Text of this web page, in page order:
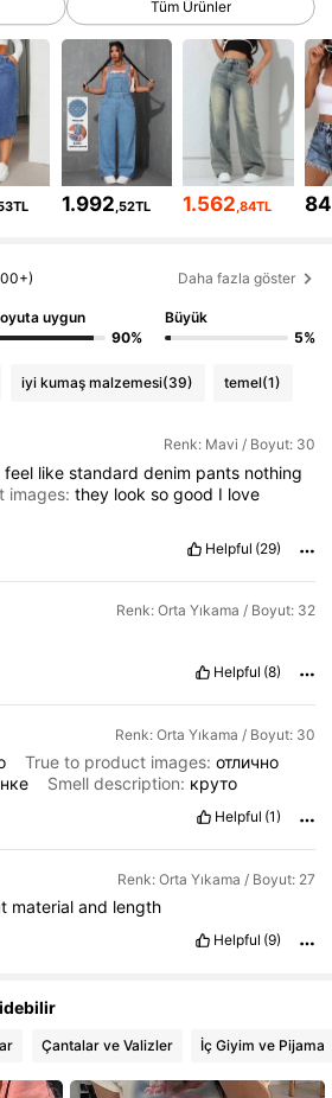
Tüm Ürünler
1.992,52TL 1.562,84TL
Daha fazla göster
uygun
90%
Büyük
5%
iyi kumaş malzemesi(39) temel(1)
Renk: Mavi / Boyut: 30
feel like standard denim pants nothing
images:they looksogood I love
Helpful (29)
Renk: Orta Yıkama / Boyut: 32
Helpful (8)
Renk: Orta Yıkama / Boyut: 30
True to product images:отлично
Smell description: круто
Helpful (1)
Renk: Orta Yıkama / Boyut: 27
material and length
Helpful (9)
Çantalar ve Valizler İç Giyim ve Pijama